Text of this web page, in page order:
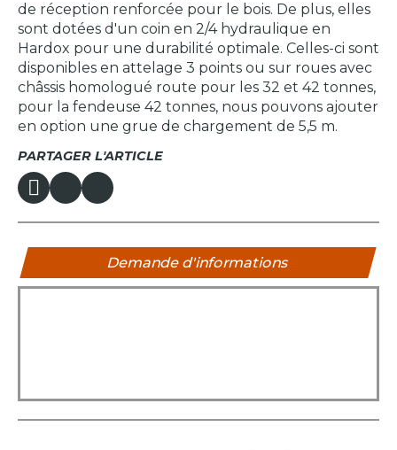
PARTAGER L'ARTICLE
de réception renforcée pour le bois. De plus, elles
sont dotées d'un coin en 2/4 hydraulique en
Hardox pour une durabilité optimale. Celles-ci sont
disponibles en attelage 3 points ou sur roues avec
châssis homologué route pour les 32 et 42 tonnes,
pour la fendeuse 42 tonnes, nous pouvons ajouter
en option une grue de chargement de 5,5 m.
Demande d'informations